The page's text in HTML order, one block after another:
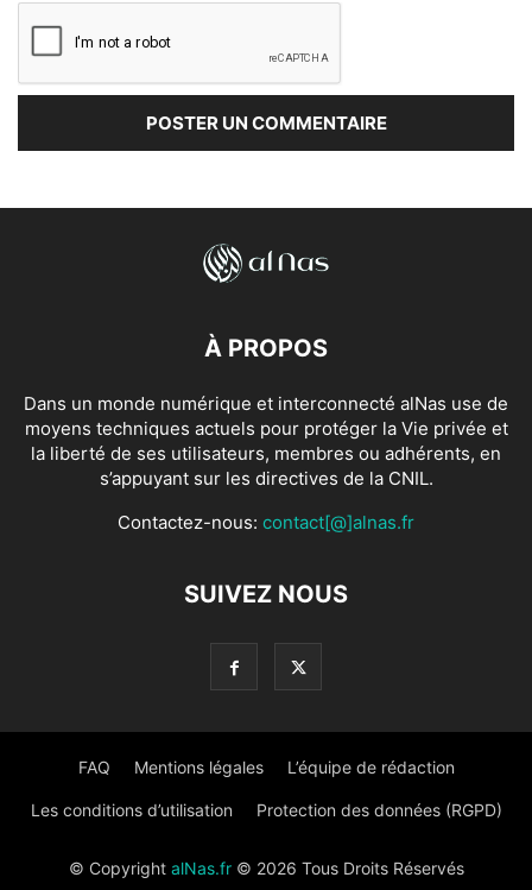
À PROPOS
Dans un monde numérique et interconnecté alNas use de
moyens techniques actuels pour protéger la Vie privée et
la liberté de ses utilisateurs, membres ou adhérents, en
s’appuyant sur les directives de la CNIL.
Contactez-nous: contact[@]alnas.fr
SUIVEZ NOUS
FAQ Mentions légales L’équipe de rédaction
Les conditions d’utilisation Protection des données (RGPD)
© Copyright alNas.fr© 2026 Tous Droits Réservés